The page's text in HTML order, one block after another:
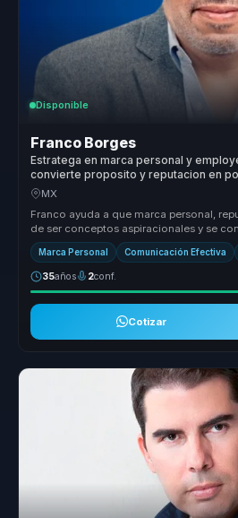
Disponible
Franco Borges
Estratega en marca personal y
convierte proposito y reputacion en
autoridad para lideres y
MX
Franco ayuda a que marca personal,
de ser conceptos aspiracionales y se
concretas ...
Marca Personal Comunicación Efectiva
35años 2conf.
Cotizar